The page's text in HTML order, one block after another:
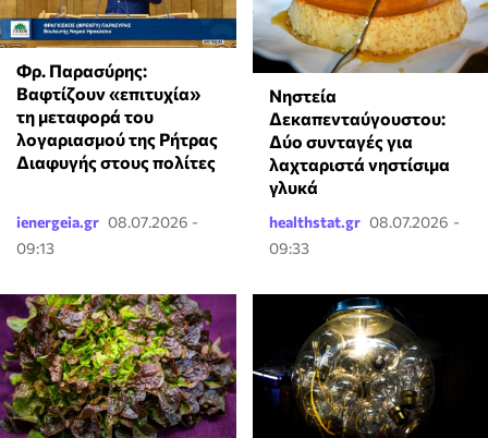
Φρ. Παρασύρης:
Βαφτίζουν «επιτυχία»
τη μεταφορά του
λογαριασμού της Ρήτρας
Διαφυγής στους πολίτες
ienergeia.gr 08.07.2026 -
09:13
Νηστεία
Δεκαπενταύγουστου:
Δύο συνταγές για
λαχταριστά νηστίσιμα
γλυκά
healthstat.gr 08.07.2026 -
09:33